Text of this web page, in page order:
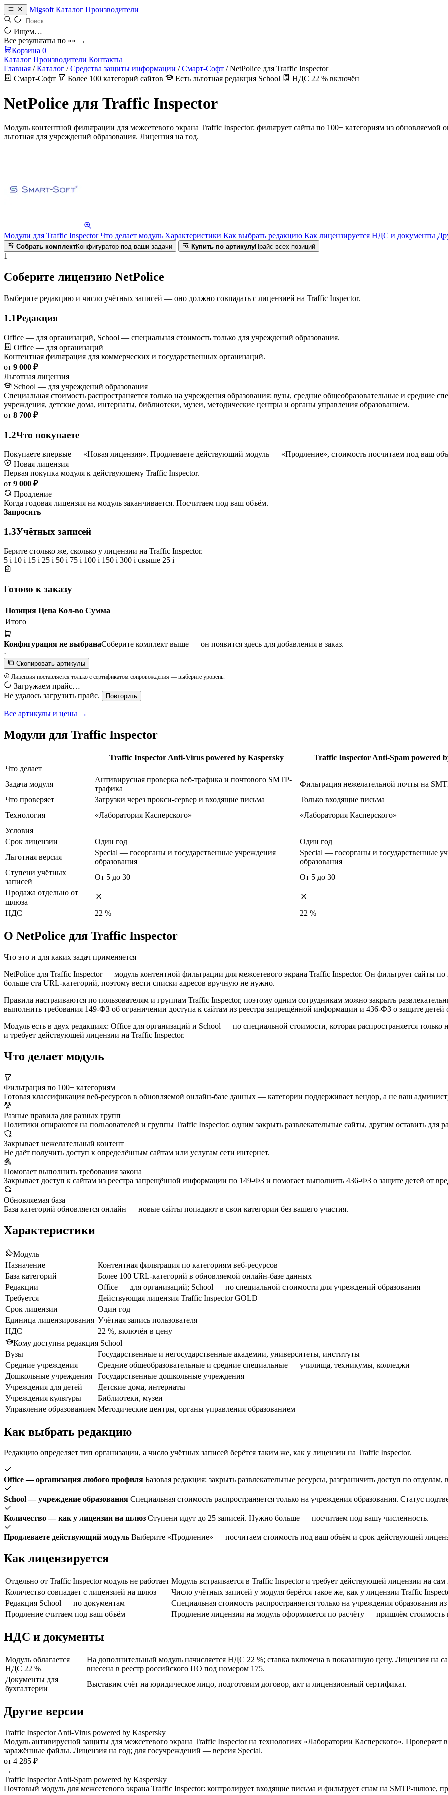
Migsoft Каталог Производители
Ищем…
Все результаты по «» →
Корзина 0
Каталог Производители Контакты
Главная / Каталог / Средства защиты информации / Смарт-Софт / NetPolice для Traffic Inspector
Смарт-Софт
Более 100 категорий сайтов Есть льготная редакция School НДС 22 % включён
NetPolice для Traffic Inspector
Модуль контентной фильтрации для межсетевого экрана Traffic Inspector: фильтрует сайты по 100+ категориям из
льготная для учреждений образования. Лицензия на год.
Модули для Traffic Inspector Что делает модуль Характеристики Как выбрать редакцию Как лицензируется НДС и документы
Собрать комплектКонфигуратор под ваши задачи Купить по артикулуПрайс всех позиций
1
Соберите лицензию NetPolice
Выберите редакцию и число учётных записей — оно должно совпадать с лицензией на Traffic Inspector.
1.1Редакция
Office — для организаций, School — специальная стоимость только для учреждений образования.
Office — для организаций
Контентная фильтрация для коммерческих и государственных организаций.
от 9 000 ₽
Льготная лицензия
School — для учреждений образования
Специальная стоимость распространяется только на учреждения образования: вузы, средние общеобразовательные и средние
учреждения, детские дома, интернаты, библиотеки, музеи, методические центры и органы управления образованием.
от 8 700 ₽
1.2Что покупаете
Покупаете впервые — «Новая лицензия». Продлеваете действующий модуль — «Продление», стоимость посчитаем под ваш
Новая лицензия
Первая покупка модуля к действующему Traffic Inspector.
от 9 000 ₽
Продление
Когда годовая лицензия на модуль заканчивается. Посчитаем под ваш объём.
Запросить
1.3Учётных записей
Берите столько же, сколько у лицензии на Traffic Inspector.
5 i 10 i 15 i 25 i 50 i 75 i 100 i 150 i 300 i свыше 25 i
Готово к заказу
Позиция Цена Кол-во Сумма
Итого
Конфигурация не выбранаСоберите комплект выше — он появится здесь для добавления в заказ.
·
Скопировать артикулы
Лицензия поставляется только с сертификатом сопровождения — выберите уровень.
Загружаем прайс…
Не удалось загрузить прайс.
Повторить
Все артикулы и цены →
Модули для Traffic Inspector
Traffic Inspector Anti-Virus powered by Kaspersky
Traffic Inspector Anti-Spam powered
Что делает
Задача модуля
Антивирусная проверка веб-трафика и почтового SMTP-
трафика
Фильтрация нежелательной почты на
Что проверяет
Загрузки через прокси-сервер и входящие письма
Только входящие письма
Технология
«Лаборатория Касперского»
«Лаборатория Касперского»
Условия
Срок лицензии
Один год
Один год
Льготная версия
Special — госорганы и государственные учреждения
образования
Special — госорганы и государственные
образования
Ступени учётных
записей
От 5 до 30
От 5 до 30
Продажа отдельно от
шлюза
НДС
22 % 22 %
О NetPolice для Traffic Inspector
Что это и для каких задач применяется
NetPolice для Traffic Inspector — модуль контентной фильтрации для межсетевого экрана Traffic Inspector. Он фильтрует сайты
больше ста URL-категорий, поэтому вести списки адресов вручную не нужно.
Правила настраиваются по пользователям и группам Traffic Inspector, поэтому одним сотрудникам можно закрыть
выполнить требования 149-ФЗ об ограничении доступа к сайтам из реестра запрещённой информации и 436-ФЗ о защите
Модуль есть в двух редакциях: Office для организаций и School — по специальной стоимости, которая распространяется
и требует действующей лицензии на Traffic Inspector.
Что делает модуль
Фильтрация по 100+ категориям
Готовая классификация веб-ресурсов в обновляемой онлайн-базе данных — категории поддерживает вендор, а не ваш
Разные правила для разных групп
Политики опираются на пользователей и группы Traffic Inspector: одним закрыть развлекательные сайты, другим оставить для
Закрывает нежелательный контент
Не даёт получить доступ к определённым сайтам или услугам сети интернет.
Помогает выполнить требования закона
Закрывает доступ к сайтам из реестра запрещённой информации по 149-ФЗ и помогает выполнить 436-ФЗ о защите детей от
Обновляемая база
База категорий обновляется онлайн — новые сайты попадают в свои категории без вашего участия.
Характеристики
Модуль
Назначение
Контентная фильтрация по категориям веб-ресурсов
База категорий
Более 100 URL-категорий в обновляемой онлайн-базе данных
Редакции
Office — для организаций; School — по специальной стоимости для учреждений образования
Требуется
Действующая лицензия Traffic Inspector GOLD
Срок лицензии
Один год
Единица лицензирования Учётная запись пользователя
НДС
22 %, включён в цену
Кому доступна редакция School
Вузы
Государственные и негосударственные академии, университеты, институты
Средние учреждения
Средние общеобразовательные и средние специальные — училища, техникумы, колледжи
Дошкольные учреждения
Государственные дошкольные учреждения
Учреждения для детей
Детские дома, интернаты
Учреждения культуры
Библиотеки, музеи
Управление образованием Методические центры, органы управления образованием
Как выбрать редакцию
Редакцию определяет тип организации, а число учётных записей берётся таким же, как у лицензии на Traffic Inspector.
Office — организация любого профиля Базовая редакция: закрыть развлекательные ресурсы, разграничить доступ по
School — учреждение образования Специальная стоимость распространяется только на учреждения образования. Статус
Количество — как у лицензии на шлюз Ступени идут до 25 записей. Нужно больше — посчитаем под вашу численность.
Продлеваете действующий модуль Выберите «Продление» — посчитаем стоимость под ваш объём и срок действующей
Как лицензируется
Отдельно от Traffic Inspector модуль не работает Модуль встраивается в Traffic Inspector и требует действующей лицензии на
Количество совпадает с лицензией на шлюз
Число учётных записей у модуля берётся такое же, как у лицензии Traffic
Редакция School — по документам
Специальная стоимость распространяется только на учреждения образования
Продление считаем под ваш объём
Продление лицензии на модуль оформляется по расчёту — пришлём стоимость
НДС и документы
Модуль облагается
НДС 22 %
На дополнительный модуль начисляется НДС 22 %; ставка включена в показанную цену. Лицензия
внесена в реестр российского ПО под номером 175.
Документы для
бухгалтерии
Выставим счёт на юридическое лицо, подготовим договор, акт и лицензионный сертификат.
Другие версии
Traffic Inspector Anti-Virus powered by Kaspersky
Модуль антивирусной защиты для межсетевого экрана Traffic Inspector на технологиях «Лаборатории Касперского».
заражённые файлы. Лицензия на год; для госучреждений — версия Special.
от 4 285 ₽
→
Traffic Inspector Anti-Spam powered by Kaspersky
Почтовый модуль для межсетевого экрана Traffic Inspector: контролирует входящие письма и фильтрует спам на SMTP-шлюзе,